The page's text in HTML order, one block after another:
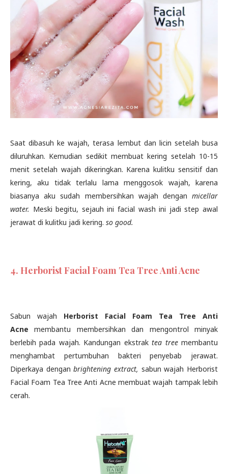
Saat dibasuh ke wajah, terasa lembut dan licin setelah busa
diluruhkan. Kemudian sedikit membuat kering setelah 10-15
menit setelah wajah dikeringkan. Karena kulitku sensitif dan
kering, aku tidak terlalu lama menggosok wajah, karena
biasanya aku sudah membersihkan wajah dengan micellar
water. Meski begitu, sejauh ini facial wash ini jadi step awal
jerawat di kulitku jadi kering. so good.
4. Herborist Facial Foam Tea Tree Anti Acne
Sabun wajah Herborist Facial Foam Tea Tree Anti
Acne membantu membersihkan dan mengontrol minyak
berlebih pada wajah. Kandungan ekstraktea treemembantu
menghambat pertumbuhan bakteri penyebab jerawat.
Diperkaya denganbrightening extract, sabun wajah Herborist
Facial Foam Tea Tree Anti Acne membuat wajah tampak lebih
cerah.